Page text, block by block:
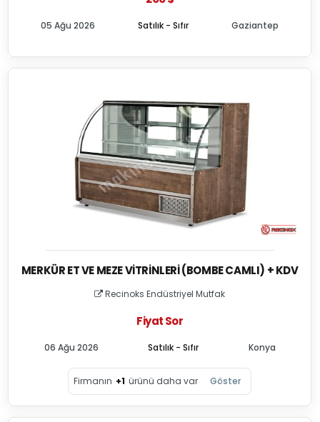
Satılık - Sıfır
05 Ağu 2026 Gaziantep
MERKÜR ET VE MEZE VITRINLERI (BOMBE CAMLI) + KDV
Recinoks Endüstriyel Mutfak
Fiyat Sor
Satılık - Sıfır
06 Ağu 2026 Konya
Firmanın +1 ürünü daha var Göster